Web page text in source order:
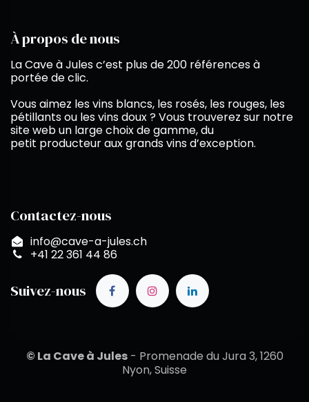
À propos de nous
La Cave à Jules c’est plus de 200 références à
portée de clic.
Vous aimez les vins blancs, les rosés, les rouges, les
pétillants ou les vins doux ? Vous trouverez sur notre
site web un large choix de gamme, du
petit producteur aux grands vins d’exception.
Contactez-nous
info@cave-a-jules.ch
+41 22 361 44 86
Suivez-nous
© La Cave à Jules- Promenade du Jura 3, 1260
Nyon, Suisse